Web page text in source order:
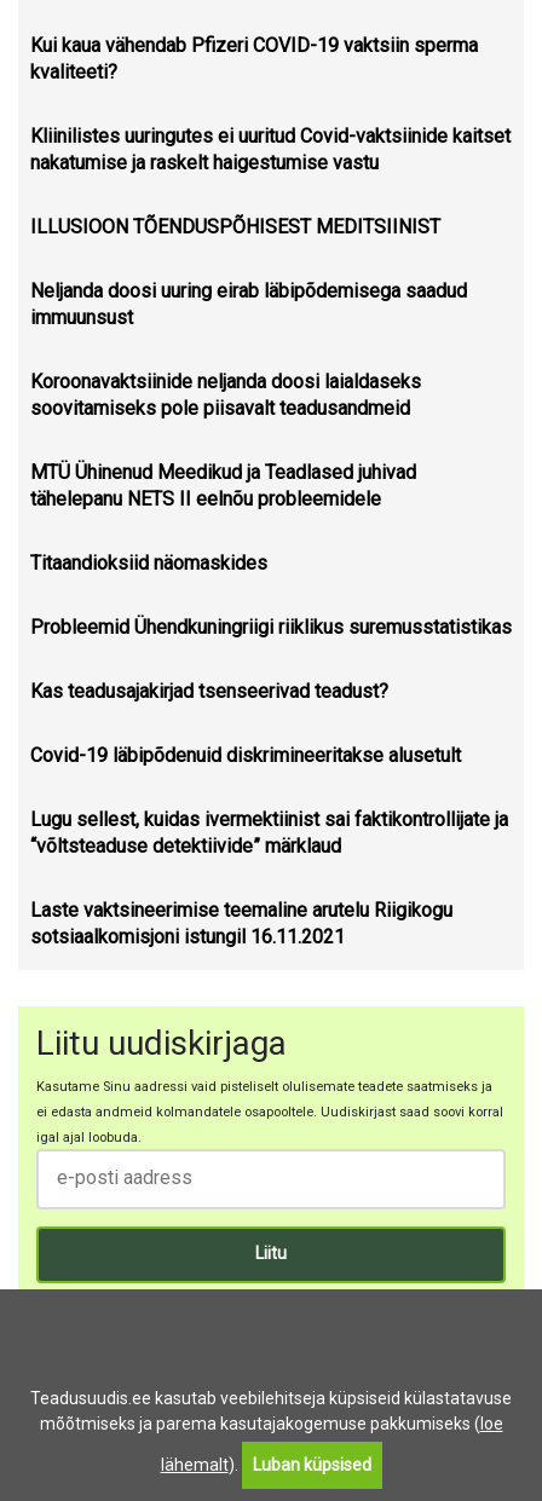
Kui kaua vähendab Pfizeri COVID-19 vaktsiin sperma
kvaliteeti?
Kliinilistes uuringutes ei uuritud Covid-vaktsiinide kaitset
nakatumise ja raskelt haigestumise vastu
ILLUSIOON TÕENDUSPÕHISEST MEDITSIINIST
Neljanda doosi uuring eirab läbipõdemisega saadud
immuunsust
Koroonavaktsiinide neljanda doosi laialdaseks
soovitamiseks pole piisavalt teadusandmeid
MTÜ Ühinenud Meedikud ja Teadlased juhivad
tähelepanu NETS II eelnõu probleemidele
Titaandioksiid näomaskides
Probleemid Ühendkuningriigi riiklikus suremusstatistikas
Kas teadusajakirjad tsenseerivad teadust?
Covid-19 läbipõdenuid diskrimineeritakse alusetult
Lugu sellest, kuidas ivermektiinist sai faktikontrollijate ja
“võltsteaduse detektiivide” märklaud
Laste vaktsineerimise teemaline arutelu Riigikogu
sotsiaalkomisjoni istungil 16.11.2021
Liitu uudiskirjaga
Kasutame Sinu aadressi vaid pisteliselt olulisemate teadete saatmiseks ja
ei edasta andmeid kolmandatele osapooltele. Uudiskirjast saad soovi korral
igal ajal loobuda.
Teadusuudis.ee
Teadusuudis.ee eesmärk on toetada ühiskonna ausat,
Teadusuudis.ee kasutab veebilehitseja küpsiseid külastatavuse
mõõtmiseks ja parema kasutajakogemuse pakkumiseks ( loe
lähemalt). Luban küpsised